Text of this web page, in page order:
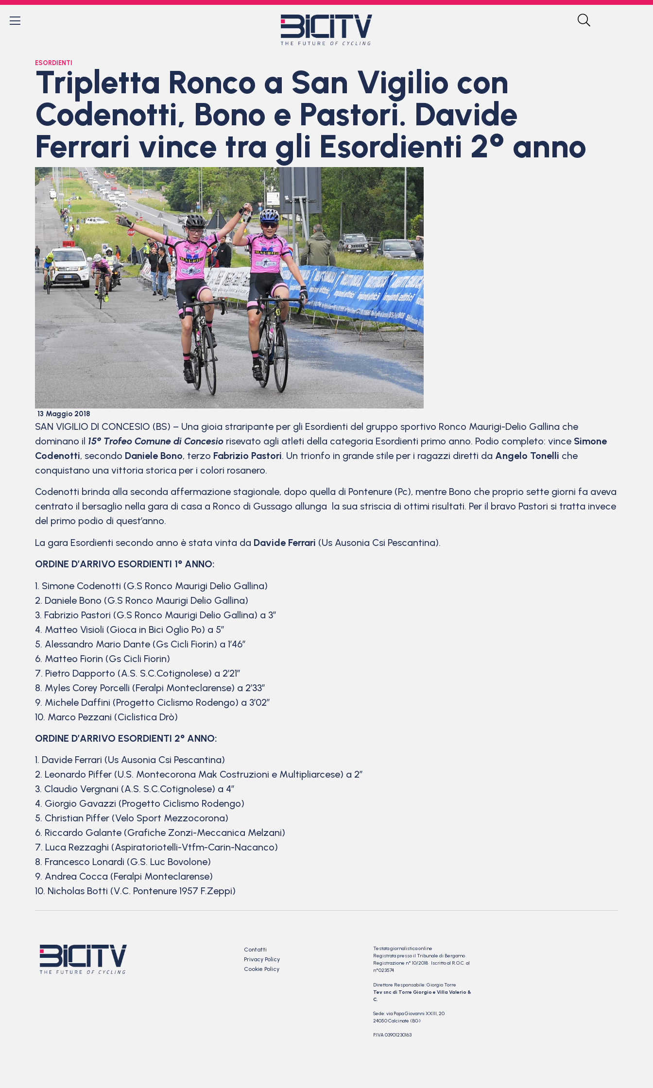
ESORDIENTI
Tripletta Ronco a San Vigilio con
Codenotti, Bono e Pastori. Davide
Ferrari vince tra gli Esordienti 2° anno
13 Maggio 2018
SAN VIGILIO DI CONCESIO (BS) – Una gioia straripante per gli Esordienti del gruppo sportivo Ronco Maurigi-Delio Gallina che
dominano il 15° Trofeo Comune di Concesio risevato agli atleti della categoria Esordienti primo anno. Podio completo: vince Simone
Codenotti, secondo Daniele Bono, terzo Fabrizio Pastori. Un trionfo in grande stile per i ragazzi diretti da Angelo Tonelli che
conquistano una vittoria storica per i colori rosanero.
Codenotti brinda alla seconda affermazione stagionale, dopo quella di Pontenure (Pc), mentre Bono che proprio sette giorni fa aveva
centrato il bersaglio nella gara di casa a Ronco di Gussago allunga la sua striscia di ottimi risultati. Per il bravo Pastori si tratta invece
del primo podio di quest’anno.
La gara Esordienti secondo anno è stata vinta da Davide Ferrari (Us Ausonia Csi Pescantina).
ORDINE D’ARRIVO ESORDIENTI 1° ANNO:
1. Simone Codenotti (G.S Ronco Maurigi Delio Gallina)
2. Daniele Bono (G.S Ronco Maurigi Delio Gallina)
3. Fabrizio Pastori (G.S Ronco Maurigi Delio Gallina) a 3″
4. Matteo Visioli (Gioca in Bici Oglio Po) a 5″
5. Alessandro Mario Dante (Gs Cicli Fiorin) a 1’46”
6. Matteo Fiorin (Gs Cicli Fiorin)
7. Pietro Dapporto (A.S. S.C.Cotignolese) a 2’21”
8. Myles Corey Porcelli (Feralpi Monteclarense) a 2’33”
9. Michele Daffini (Progetto Ciclismo Rodengo) a 3’02”
10. Marco Pezzani (Ciclistica Drò)
ORDINE D’ARRIVO ESORDIENTI 2° ANNO:
1. Davide Ferrari (Us Ausonia Csi Pescantina)
2. Leonardo Piffer (U.S. Montecorona Mak Costruzioni e Multipliarcese) a 2″
3. Claudio Vergnani (A.S. S.C.Cotignolese) a 4″
4. Giorgio Gavazzi (Progetto Ciclismo Rodengo)
5. Christian Piffer (Velo Sport Mezzocorona)
6. Riccardo Galante (Grafiche Zonzi-Meccanica Melzani)
7. Luca Rezzaghi (Aspiratoriotelli-Vtfm-Carin-Nacanco)
8. Francesco Lonardi (G.S. Luc Bovolone)
9. Andrea Cocca (Feralpi Monteclarense)
10. Nicholas Botti (V.C. Pontenure 1957 F.Zeppi)
Contatti
Privacy Policy
Cookie Policy
Testata giornalistica online
Registrata presso il Tribunale di Bergamo
Registrazione n° 10/2018 Iscritto al R.O.C. al
n°023574
Direttore Responsabile: Giorgio Torre
Tev snc di Torre Giorgio e Villa Valerio &
C.
Sede: via Papa Giovanni XXIII, 20
24050 Calcinate (BG)
P.IVA 03901230163